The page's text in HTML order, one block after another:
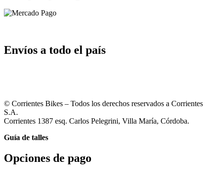
Envíos a todo el país
© Corrientes Bikes – Todos los derechos reservados a Corrientes
S.A.
Corrientes 1387 esq. Carlos Pelegrini, Villa María, Córdoba.
Guía de talles
Opciones de pago